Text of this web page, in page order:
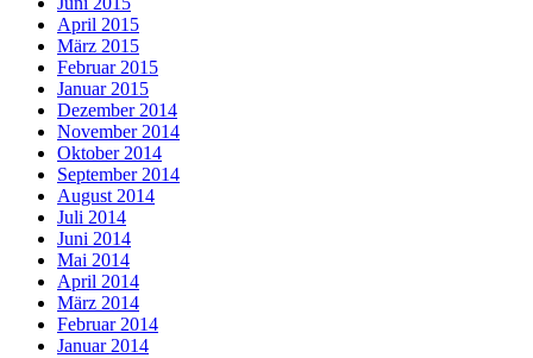
April 2015
März 2015
Februar 2015
Januar 2015
Dezember 2014
November 2014
Oktober 2014
September 2014
August 2014
Juli 2014
Juni 2014
Mai 2014
April 2014
März 2014
Februar 2014
Januar 2014